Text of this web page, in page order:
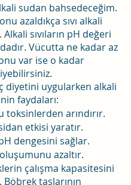
sudan bahsedeceğim.
azaldıkça sıvı alkali
sıvıların pH değeri
Vücutta ne kadar az
var ise o kadar
diyetini uygularken alkali
faydaları:
toksinlerden arındırır.
etkisi yaratır.
dengesini sağlar.
azaltır.
çalışma kapasitesini
Böbrek taşlarının